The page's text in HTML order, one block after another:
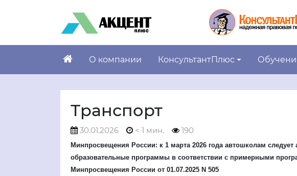
О компании КонсультантПлюс
Транспорт
30.01.2026 < 1 мин. 190
Минпросвещения России: к 1 марта 2026 года автошколам следует
образовательные программы в соответствии с примерными
Минпросвещения России от 01.07.2025 N 505